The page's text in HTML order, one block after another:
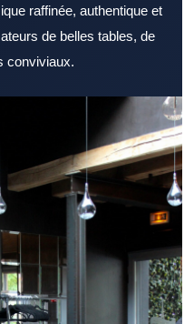
raffinée, authentique et
de belles tables, de
conviviaux.
bien situé peut faire
Un Restaurant Val de Marne
groupes d’amis.
Marne participe fortement à
d’un Restaurant Val de Marne
et équilibrés. La fraîcheur des
Restaurant Val de Marne
naturellement l’attrait
Val de Marne bien
Un Restaurant Val de
séduit les actifs. En soirée,
devient un cadre parfait
peut très bien s’accorder